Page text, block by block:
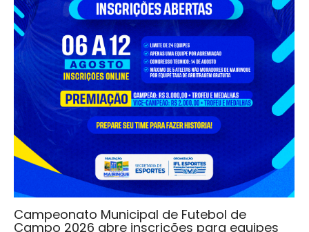
Campeonato Municipal de Futebol de
Campo 2026 abre inscrições para equipes